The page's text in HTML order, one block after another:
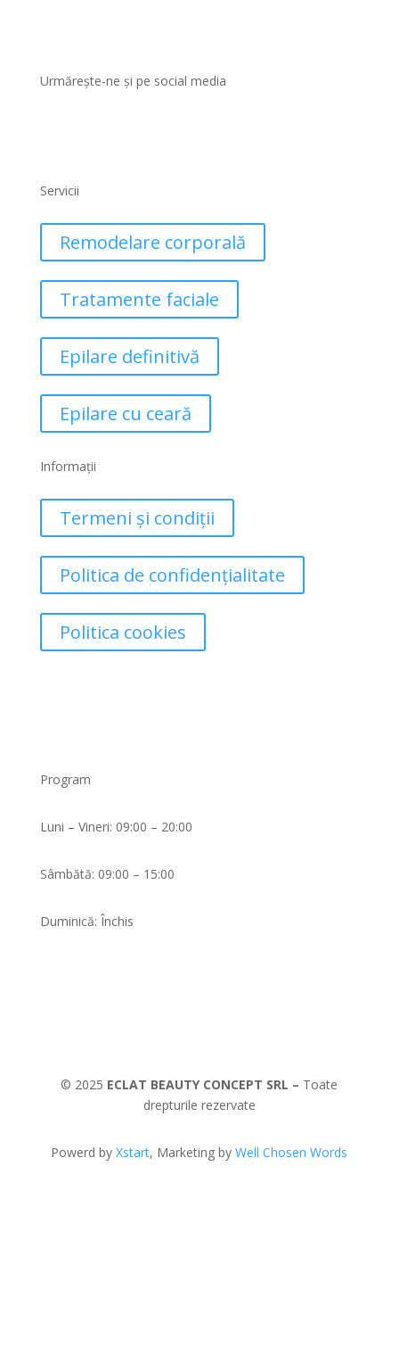
Urmărește-ne și pe social media
Servicii
Remodelare corporală
Tratamente faciale
Epilare definitivă
Epilare cu ceară
Informații
Termeni și condiții
Politica de confidențialitate
Politica cookies
Program
Luni – Vineri: 09:00 – 20:00
Sâmbătă: 09:00 – 15:00
Duminică: Închis
© 2025 ECLAT BEAUTY CONCEPT SRL – Toate
drepturile rezervate
Powerd byXstart, Marketing byWell Chosen Words